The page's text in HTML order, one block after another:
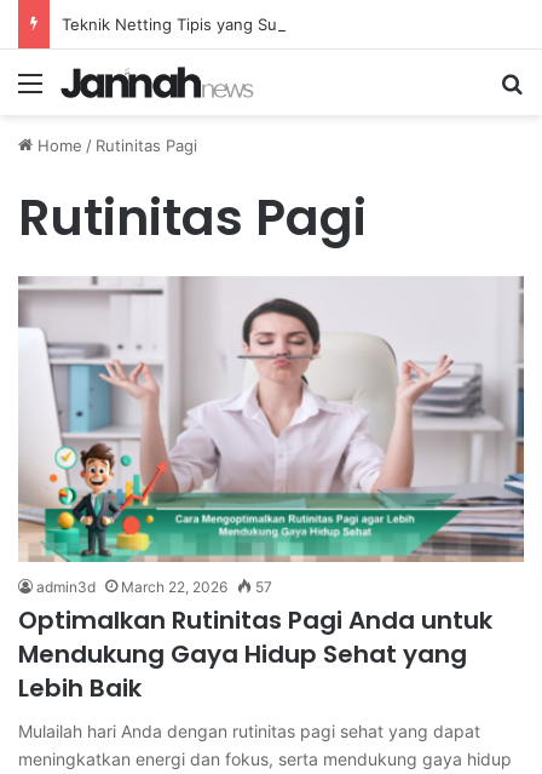
Menu
Home / Rutinitas Pagi
Rutinitas Pagi
admin3d March 22, 2026 57
Optimalkan Rutinitas Pagi Anda untuk
Mendukung Gaya Hidup Sehat yang
Lebih Baik
Mulailah hari Anda dengan rutinitas pagi sehat yang dapat
meningkatkan energi dan fokus, serta mendukung gaya hidup